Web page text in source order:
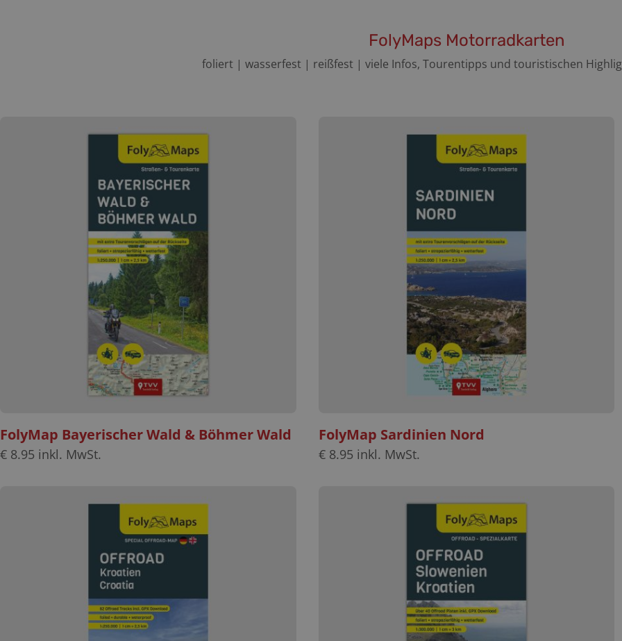
FolyMaps Motorradkarten
foliert | wasserfest | reißfest | viele Infos, Tourentipps und touristischen
FolyMap Bayerischer Wald & Böhmer Wald
€ 8.95 inkl. MwSt.
FolyMap Sardinien Nord
€ 8.95 inkl. MwSt.